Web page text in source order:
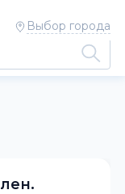
Выбор города
метизы